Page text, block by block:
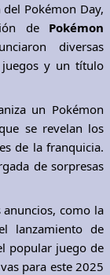
Pokémon Day,
de Pokémon
diversas
juegos y un título
un Pokémon
se revelan los
de la franquicia.
de sorpresas
como la
lanzamiento de
popular juego de
para este 2025